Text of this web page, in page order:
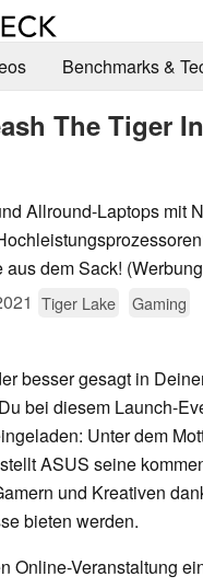
Benchmarks &
The Tiger
Allround-Laptops mit
dem Sack!
Tiger Lake
Gaming
besser gesagt in
bei diesem Launch-
Unter dem
ASUS seine
und Kreativen
bieten werden.
Online-Veranstaltung